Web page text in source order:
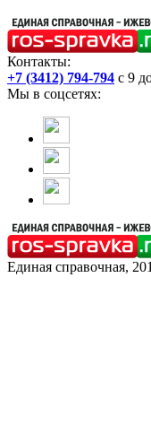
Контакты:
+7 (3412) 794-794 с 9
Мы в соцсетях:
Единая справочная,